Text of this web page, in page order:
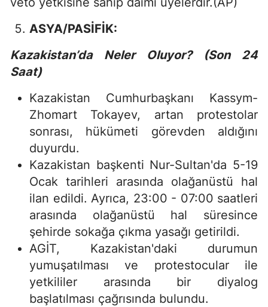
ASYA/PASİFİK:
Kazakistan’da Neler Oluyor? (Son 24
Saat)
Kazakistan Cumhurbaşkanı Kassym-
Zhomart Tokayev, artan protestolar
sonrası, hükümeti görevden aldığını
duyurdu.
Kazakistan başkenti Nur-Sultan'da 5-19
Ocak tarihleri arasında olağanüstü hal
ilan edildi. Ayrıca, 23:00 - 07:00 saatleri
arasında olağanüstü hal süresince
şehirde sokağa çıkma yasağı getirildi.
AGİT, Kazakistan'daki durumun
yumuşatılması ve protestocular ile
yetkililer arasında bir diyalog
başlatılması çağrısında bulundu.